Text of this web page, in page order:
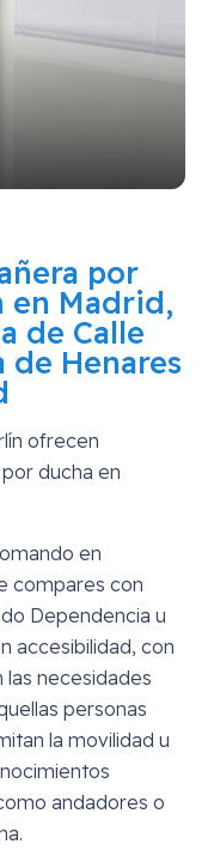
por
en Madrid,
de Calle
Henares
ofrecen
ducha en
en
compares con
Dependencia u
accesibilidad, con
necesidades
personas
la movilidad u
andadores o